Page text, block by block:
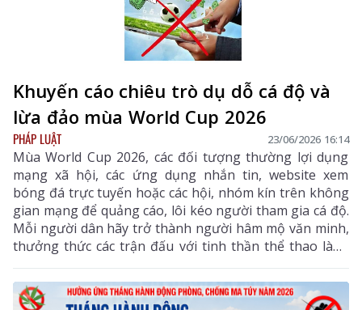
Khuyến cáo chiêu trò dụ dỗ cá độ và
lừa đảo mùa World Cup 2026
PHÁP LUẬT 23/06/2026 16:14
Mùa World Cup 2026, các đối tượng thường lợi dụng
mạng xã hội, các ứng dụng nhắn tin, website xem
bóng đá trực tuyến hoặc các hội, nhóm kín trên không
gian mạng để quảng cáo, lôi kéo người tham gia cá độ.
Mỗi người dân hãy trở thành người hâm mộ văn minh,
thưởng thức các trận đấu với tinh thần thể thao lành
mạnh, không tham gia cá độ dưới bất kỳ hình thức
nào để bảo vệ tài sản của bản thân, gia đình và góp
phần giữ vững an ninh, trật tự trên địa bàn.